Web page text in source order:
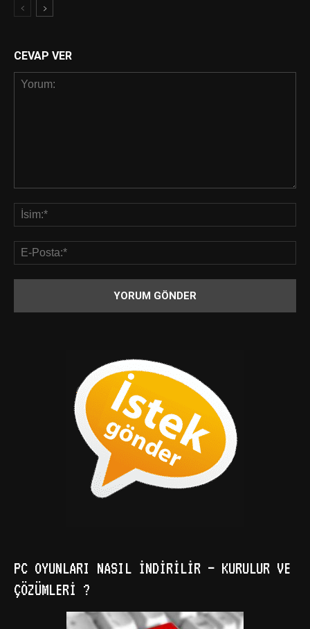
CEVAP VER
PC OYUNLARI NASIL İNDIRILIR – KURULUR VE
ÇÖZÜMLERI ?